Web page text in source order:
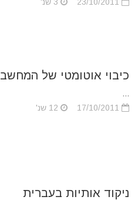
כיבוי אוטומטי של המחשב
...
ניקוד אותיות בעברית